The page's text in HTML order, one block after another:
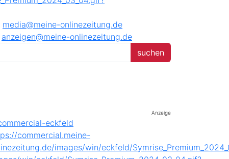
media@meine-onlinezeitung.de
anzeigen@meine-onlinezeitung.de
Anzeige